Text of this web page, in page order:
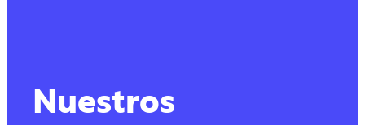
Nuestros